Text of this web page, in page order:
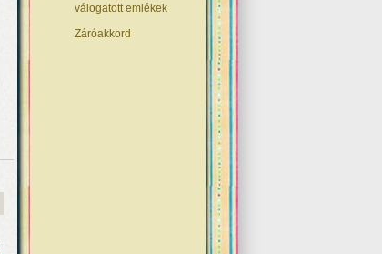
válogatott emlékek
Záróakkord